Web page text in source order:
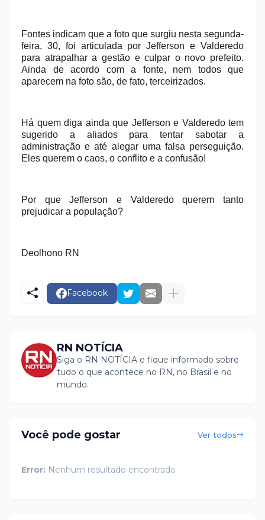
Fontes indicam que a foto que surgiu nesta segunda-
feira, 30, foi articulada por Jefferson e Valderedo
para atrapalhar a gestão e culpar o novo prefeito.
Ainda de acordo com a fonte, nem todos que
aparecem na foto são, de fato, terceirizados.
Há quem diga ainda que Jefferson e Valderedo tem
sugerido a aliados para tentar sabotar a
administração e até alegar uma falsa perseguição.
Eles querem o caos, o conflito e a confusão!
Por que Jefferson e Valderedo querem tanto
prejudicar a população?
Deolhono RN
Facebook
RN NOTÍCIA
Siga o RN NOTÍCIA e fique informado sobre
tudo o que acontece no RN, no Brasil e no
mundo.
Você pode gostar Ver todos
Error: Nenhum resultado encontrado